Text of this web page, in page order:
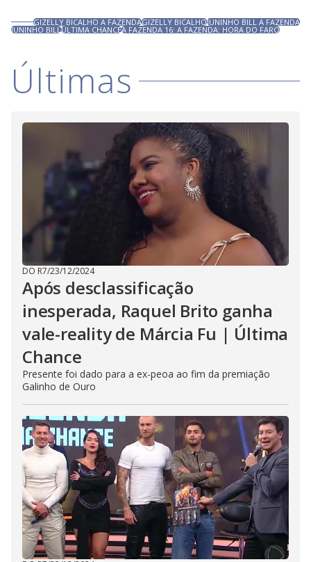
GIZELLY BICALHO A FAZENDAGIZELLY BICALHOJUNINHO BILL A FAZENDA
JUNINHO BILLÚLTIMA CHANCEA FAZENDA 16: A FAZENDA: HORA DO FARO
Últimas
DO R7/23/12/2024
Após desclassificação
inesperada, Raquel Brito ganha
vale-reality de Márcia Fu | Última
Chance
Presente foi dado para a ex-peoa ao fim da premiação
Galinho de Ouro